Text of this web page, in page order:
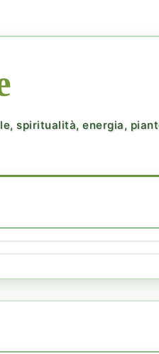
spiritualità, energia,